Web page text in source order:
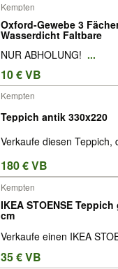
Kempten
Oxford-Gewebe 3
Wasserdicht Faltbare
NUR ABHOLUNG! ...
10 € VB
Kempten
Teppich antik 330x220
Verkaufe diesen Teppich,
180 € VB
Kempten
IKEA STOENSE
cm
Verkaufe einen IKEA
35 € VB